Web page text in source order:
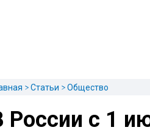
Статьи Общество
России с 1